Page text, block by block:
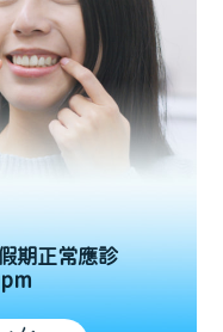
期正常應診